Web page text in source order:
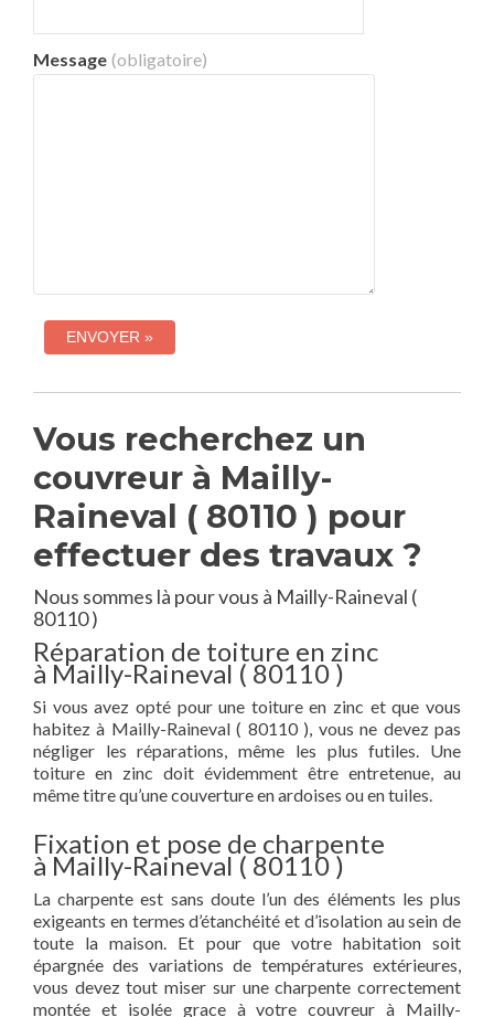
Message (obligatoire)
Vous recherchez un
couvreur à Mailly-
Raineval ( 80110 ) pour
effectuer des travaux ?
Nous sommes là pour vous à Mailly-Raineval (
80110 )
Réparation de toiture en zinc
à Mailly-Raineval ( 80110 )
Si vous avez opté pour une toiture en zinc et que vous
habitez à Mailly-Raineval ( 80110 ), vous ne devez pas
négliger les réparations, même les plus futiles. Une
toiture en zinc doit évidemment être entretenue, au
même titre qu’une couverture en ardoises ou en tuiles.
Fixation et pose de charpente
à Mailly-Raineval ( 80110 )
La charpente est sans doute l’un des éléments les plus
exigeants en termes d’étanchéité et d’isolation au sein de
toute la maison. Et pour que votre habitation soit
épargnée des variations de températures extérieures,
vous devez tout miser sur une charpente correctement
montée et isolée grace à votre couvreur à Mailly-